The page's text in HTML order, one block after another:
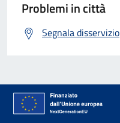
Problemi in città
Segnala disservizio